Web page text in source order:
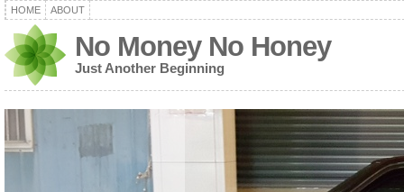
HOME ABOUT
No Money No Honey
Just Another Beginning